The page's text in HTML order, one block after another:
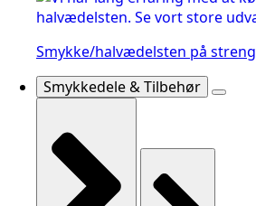
Smykke/halvædelsten på streng
Smykkedele & Tilbehør